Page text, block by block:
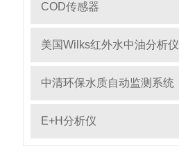
COD传感器
美国Wilks红外水中油分析仪
中清环保水质自动监测系统
E+H分析仪